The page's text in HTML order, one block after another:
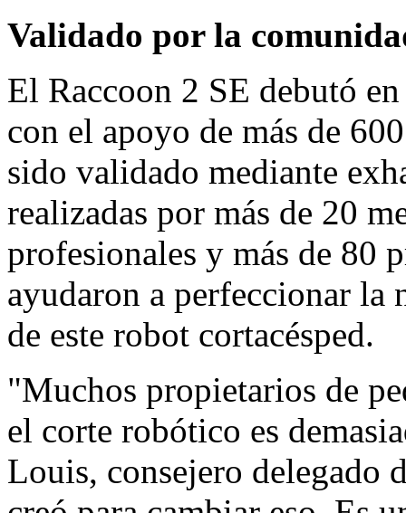
Validado por la
El Raccoon 2 SE debutó
con el apoyo de más de
sido validado mediante
realizadas por más de 20
profesionales y más de 80
ayudaron a perfeccionar la
de este robot cortacésped.
"Muchos propietarios de
el corte robótico es
Louis, consejero delegado